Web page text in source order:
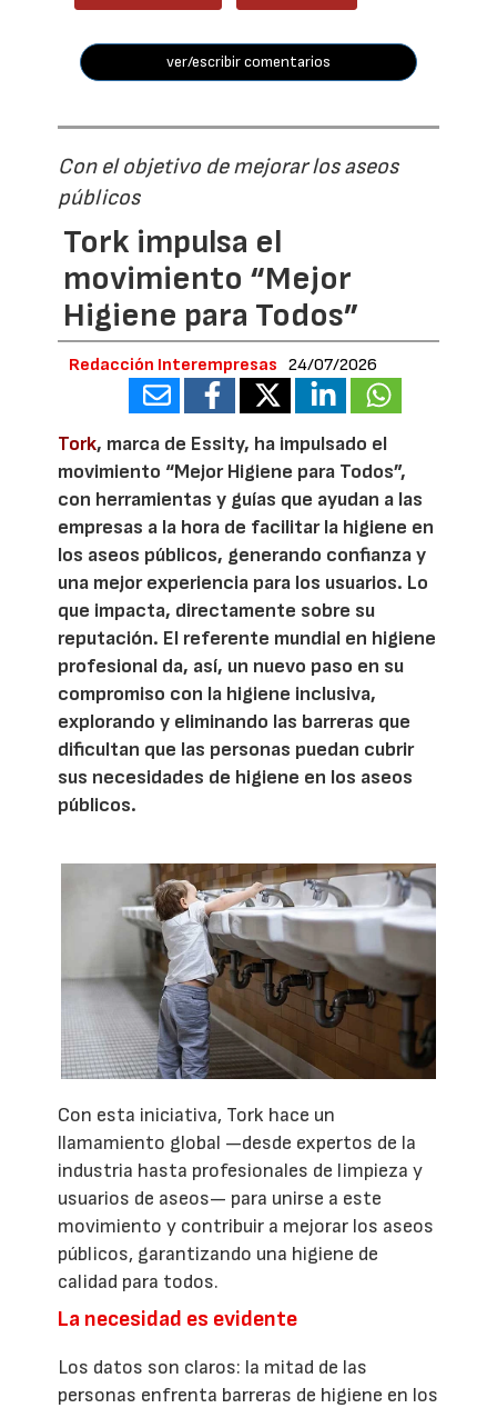
ver/escribir comentarios
Con el objetivo de mejorar los aseos
públicos
Tork impulsa el
movimiento “Mejor
Higiene para Todos”
Redacción Interempresas 24/07/2026
Tork, marca de Essity, ha impulsado el
movimiento “Mejor Higiene para Todos”,
con herramientas y guías que ayudan a las
empresas a la hora de facilitar la higiene en
los aseos públicos, generando confianza y
una mejor experiencia para los usuarios. Lo
que impacta, directamente sobre su
reputación. El referente mundial en higiene
profesional da, así, un nuevo paso en su
compromiso con la higiene inclusiva,
explorando y eliminando las barreras que
dificultan que las personas puedan cubrir
sus necesidades de higiene en los aseos
públicos.
Con esta iniciativa, Tork hace un
llamamiento global —desde expertos de la
industria hasta profesionales de limpieza y
usuarios de aseos— para unirse a este
movimiento y contribuir a mejorar los aseos
públicos, garantizando una higiene de
calidad para todos.
La necesidad es evidente
Los datos son claros: la mitad de las
personas enfrenta barreras de higiene en los